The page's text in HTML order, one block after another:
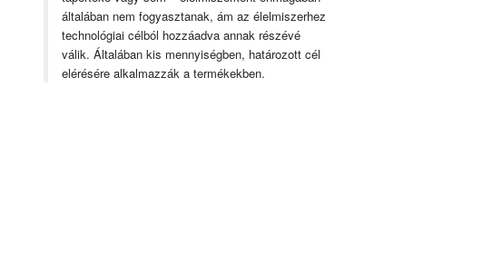
általában nem fogyasztanak, ám az élelmiszerhez
technológiai célból hozzáadva annak részévé
válik. Általában kis mennyiségben, határozott cél
elérésére alkalmazzák a termékekben.